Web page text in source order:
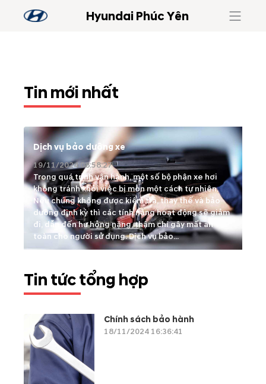
Hyundai Phúc Yên
Tin mới nhất
Dịch vụ bảo dưỡng xe
19/11/2024 08:58:27
Trong quá trình vận hành, một số bộ phận xe hơi
không tránh khỏi việc bị mòn một cách tự nhiên.
Nếu chúng không được kiểm tra, thay thế và bảo
dưỡng định kỳ thì các tính năng hoạt động sẽ giảm
đi, dẫn đến hư hỏng nặng, thậm chí gây mất an
toàn cho người sử dụng. Dịch vụ bảo...
Tin tức tổng hợp
Chính sách bảo hành
18/11/2024 16:36:41